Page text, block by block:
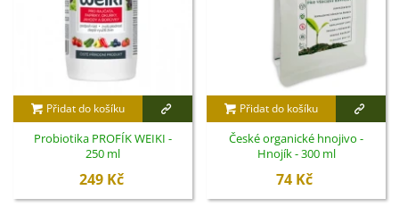
Přidat do košíku
Probiotika PROFÍK WEIKI -
250 ml
249 Kč
Přidat do košíku
České organické hnojivo -
Hnojík - 300 ml
74 Kč